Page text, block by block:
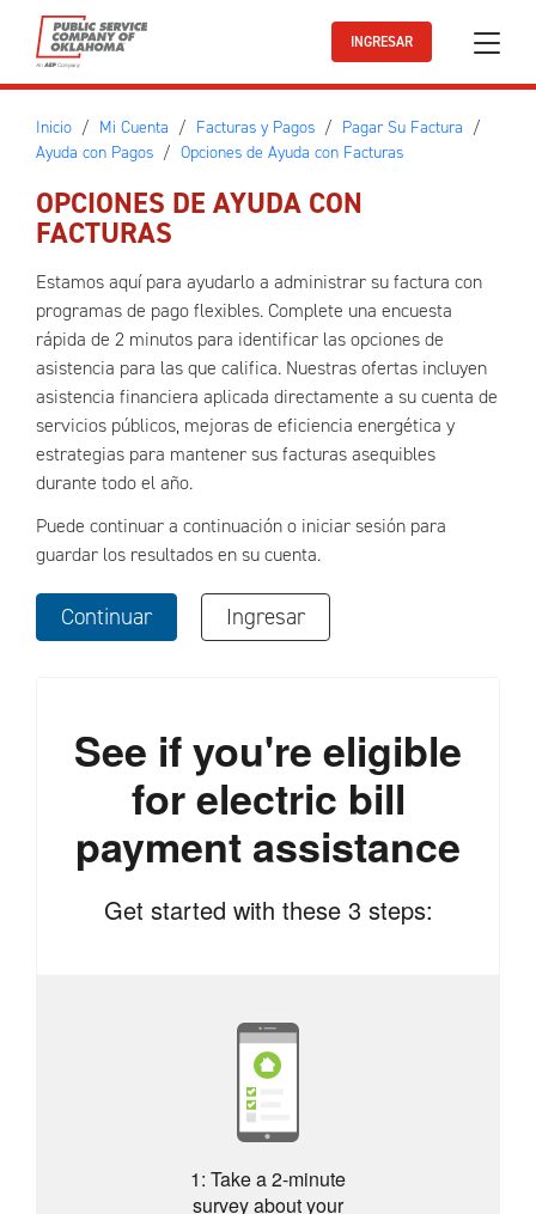
Ir al contenido principal
INGRESAR
Inicio Mi Cuenta Facturas y Pagos
Pagar Su Factura
Ayuda con Pagos
Opciones de Ayuda con Facturas
OPCIONES DE AYUDA CON
FACTURAS
Estamos aquí para ayudarlo a administrar su factura con
programas de pago flexibles. Complete una encuesta
rápida de 2 minutos para identificar las opciones de
asistencia para las que califica. Nuestras ofertas incluyen
asistencia financiera aplicada directamente a su cuenta de
servicios públicos, mejoras de eficiencia energética y
estrategias para mantener sus facturas asequibles
durante todo el año.
Puede continuar a continuación o iniciar sesión para
guardar los resultados en su cuenta.
Continuar Ingresar